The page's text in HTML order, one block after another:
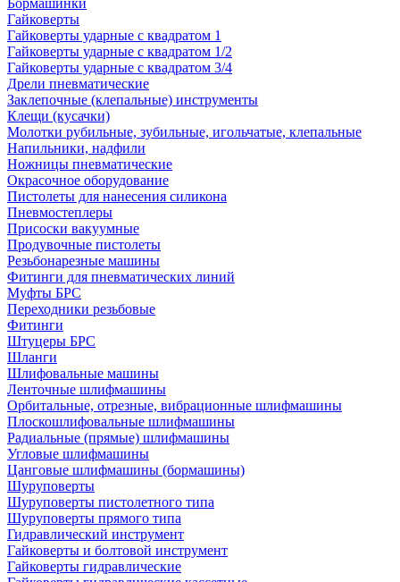
Бормашинки
Гайковерты
Гайковерты ударные с квадратом 1
Гайковерты ударные с квадратом 1/2
Гайковерты ударные с квадратом 3/4
Дрели пневматические
Заклепочные (клепальные) инструменты
Клещи (кусачки)
Молотки рубильные, зубильные, игольчатые, клепальные
Напильники, надфили
Ножницы пневматические
Окрасочное оборудование
Пистолеты для нанесения силикона
Пневмостеплеры
Присоски вакуумные
Продувочные пистолеты
Резьбонарезные машины
Фитинги для пневматических линий
Муфты БРС
Переходники резьбовые
Фитинги
Штуцеры БРС
Шланги
Шлифовальные машины
Ленточные шлифмашины
Орбитальные, отрезные, вибрационные шлифмашины
Плоскошлифовальные шлифмашины
Радиальные (прямые) шлифмашины
Угловые шлифмашины
Цанговые шлифмашины (бормашины)
Шуруповерты
Шуруповерты пистолетного типа
Шуруповерты прямого типа
Гидравлический инструмент
Гайковерты и болтовой инструмент
Гайковерты гидравлические